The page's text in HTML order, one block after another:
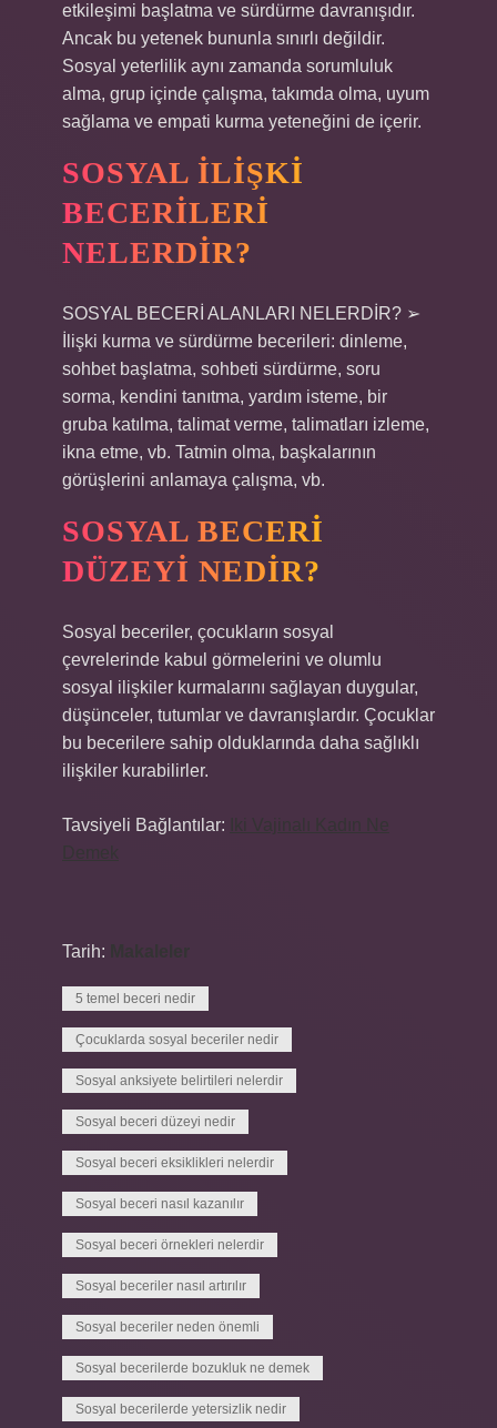
etkileşimi başlatma ve sürdürme davranışıdır.
Ancak bu yetenek bununla sınırlı değildir.
Sosyal yeterlilik aynı zamanda sorumluluk
alma, grup içinde çalışma, takımda olma, uyum
sağlama ve empati kurma yeteneğini de içerir.
SOSYAL ILIŞKI
BECERILERI
NELERDIR?
SOSYAL BECERİ ALANLARI NELERDİR? ➢
İlişki kurma ve sürdürme becerileri: dinleme,
sohbet başlatma, sohbeti sürdürme, soru
sorma, kendini tanıtma, yardım isteme, bir
gruba katılma, talimat verme, talimatları izleme,
ikna etme, vb. Tatmin olma, başkalarının
görüşlerini anlamaya çalışma, vb.
SOSYAL BECERI
DÜZEYI NEDIR?
Sosyal beceriler, çocukların sosyal
çevrelerinde kabul görmelerini ve olumlu
sosyal ilişkiler kurmalarını sağlayan duygular,
düşünceler, tutumlar ve davranışlardır. Çocuklar
bu becerilere sahip olduklarında daha sağlıklı
ilişkiler kurabilirler.
Tavsiyeli Bağlantılar:
Tarih:
5 temel beceri nedir
Çocuklarda sosyal beceriler nedir
Sosyal anksiyete belirtileri nelerdir
Sosyal beceri düzeyi nedir
Sosyal beceri eksiklikleri nelerdir
Sosyal beceri nasıl kazanılır
Sosyal beceri örnekleri nelerdir
Sosyal beceriler nasıl artırılır
Sosyal beceriler neden önemli
Sosyal becerilerde bozukluk ne demek
Sosyal becerilerde yetersizlik nedir